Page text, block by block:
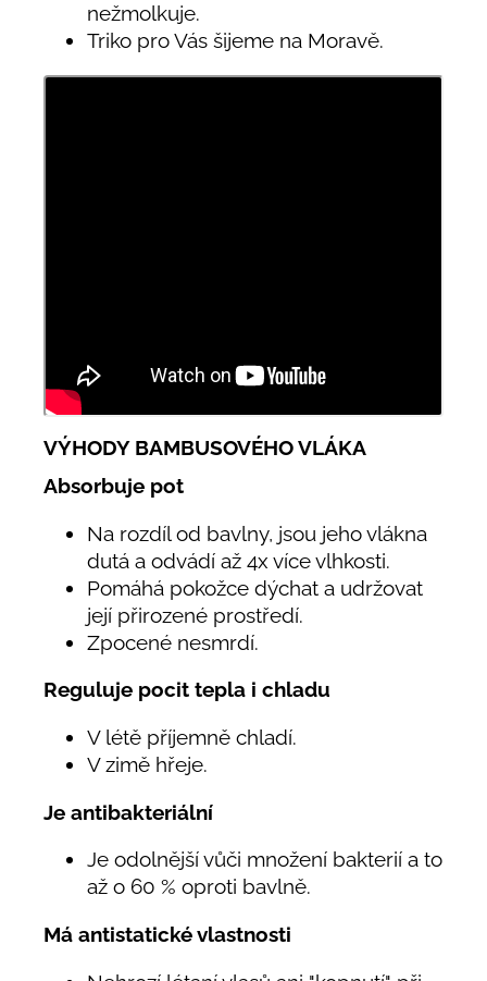
nežmolkuje.
Triko pro Vás šijeme na Moravě.
VÝHODY BAMBUSOVÉHO VLÁKA
Absorbuje pot
Na rozdíl od bavlny, jsou jeho vlákna
dutá a odvádí až 4x více vlhkosti.
Pomáhá pokožce dýchat a udržovat
její přirozené prostředí.
Zpocené nesmrdí.
Reguluje pocit tepla i chladu
V létě příjemně chladí.
V zimě hřeje.
Je antibakteriální
Je odolnější vůči množení bakterií a to
až o 60 % oproti bavlně.
Má antistatické vlastnosti